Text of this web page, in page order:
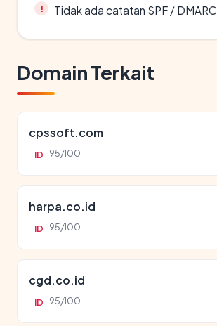
Tidak ada catatan SPF / DMARC
Domain Terkait
cpssoft.com
ID 95/100
harpa.co.id
ID 95/100
cgd.co.id
ID 95/100